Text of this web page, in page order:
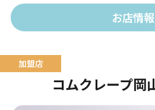
お店情報
コムクレープ岡